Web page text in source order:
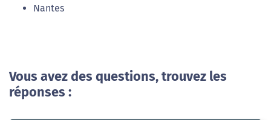
Nantes
Vous avez des questions, trouvez les
réponses :